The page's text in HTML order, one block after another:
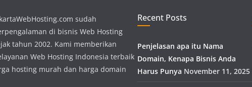
sudah
di bisnis Web Hosting
tahun 2002. Kami memberikan
Web Hosting Indonesia terbaik
hosting murah dan harga domain
Recent Posts
Penjelasan apa itu Nama
Domain, Kenapa Bisnis Anda
Harus Punya November 11, 2025